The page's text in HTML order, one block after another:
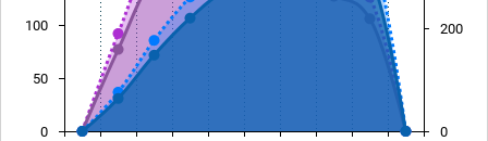
0
50
100
0
200